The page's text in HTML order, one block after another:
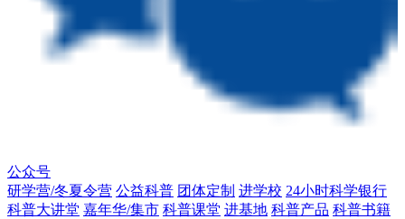
公众号
研学营/冬夏令营 公益科普 团体定制 进学校 24小时科学银行
科普大讲堂 嘉年华/集市 科普课堂 进基地 科普产品 科普书籍